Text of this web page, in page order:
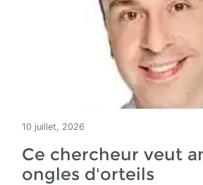
10 juillet, 2026
Ce chercheur veut
ongles d'orteils